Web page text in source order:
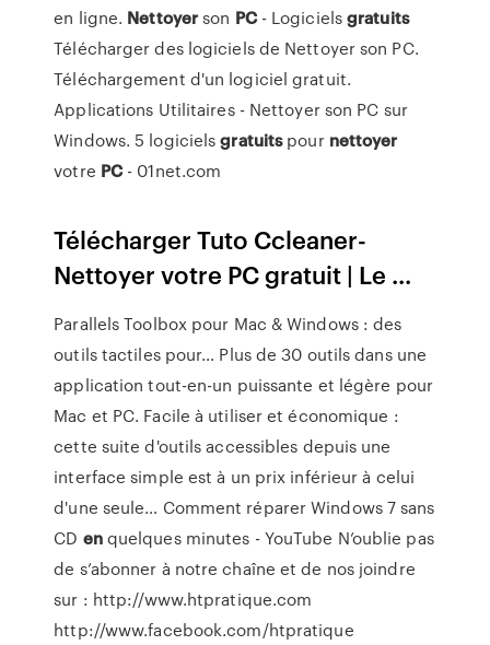
en ligne. Nettoyerson PC- Logicielsgratuits
Télécharger des logiciels de Nettoyer son PC.
Téléchargement d'un logiciel gratuit.
Applications Utilitaires - Nettoyer son PC sur
Windows. 5 logicielsgratuitspour nettoyer
votre PC- 01net.com
Télécharger Tuto Ccleaner-
Nettoyer votre PC gratuit | Le ...
Parallels Toolbox pour Mac & Windows : des
outils tactiles pour… Plus de 30 outils dans une
application tout-en-un puissante et légère pour
Mac et PC. Facile à utiliser et économique :
cette suite d'outils accessibles depuis une
interface simple est à un prix inférieur à celui
d'une seule… Comment réparer Windows 7 sans
CD enquelques minutes - YouTube N’oublie pas
de s’abonner à notre chaîne et de nos joindre
sur : http://www.htpratique.com
http://www.facebook.com/htpratique